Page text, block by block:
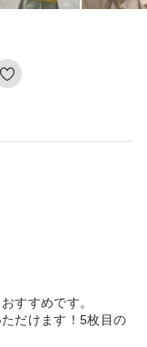
すすめです。
だけます！5枚目の